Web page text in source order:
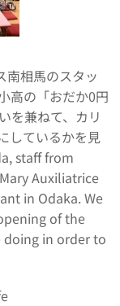
南相馬のスタッ
高の「おだか0円
を兼ねて、カリ
しているかを見
staff from
Auxiliatrice
in Odaka. We
of the
doing in order to